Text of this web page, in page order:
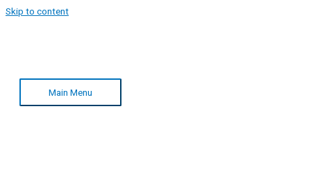
Skip to content
Main Menu